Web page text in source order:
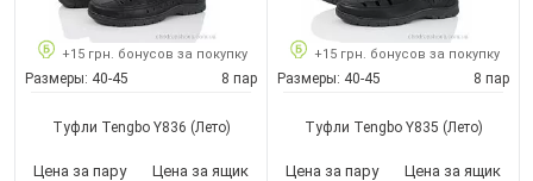
+15 грн. бонусов за покупку
Размеры: 40-45 8 пар
Туфли Tengbo Y836 (Лето)
Цена за пару Цена за ящик
+15 грн. бонусов за покупку
Размеры: 40-45 8 пар
Туфли Tengbo Y835 (Лето)
Цена за пару Цена за ящик